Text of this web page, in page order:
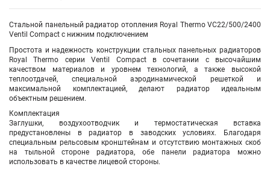
Стальной панельный радиатор отопления Royal Thermo VC22/500/2400
Ventil Compact с нижним подключением
Простота и надежность конструкции стальных панельных радиаторов
Royal Thermo серии Ventil Compact в сочетании с высочайшим
качеством материалов и уровнем технологий, а также высокой
теплоотдачей, специальной аэродинамической решеткой и
максимальной комплектацией, делают радиатор идеальным
объектным решением.
Комплектация
Заглушки, воздухоотводчик и термостатическая вставка
предустановлены в радиатор в заводских условиях. Благодаря
специальным рельсовым кронштейнам и отсутствию монтажных скоб
на тыльной стороне радиатора, обе панели радиатора можно
использовать в качестве лицевой стороны.